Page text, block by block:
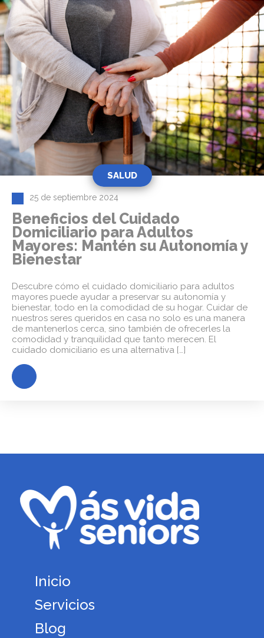
SALUD
25 de septiembre 2024
Beneficios del Cuidado
Domiciliario para Adultos
Mayores: Mantén su Autonomía y
Bienestar
Descubre cómo el cuidado domiciliario para adultos
mayores puede ayudar a preservar su autonomía y
bienestar, todo en la comodidad de su hogar. Cuidar de
nuestros seres queridos en casa no solo es una manera
de mantenerlos cerca, sino también de ofrecerles la
comodidad y tranquilidad que tanto merecen. El
cuidado domiciliario es una alternativa […]
Inicio
Servicios
Blog